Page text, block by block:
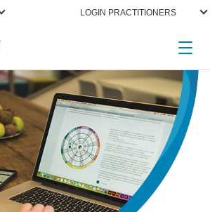
LOGIN PRACTITIONERS